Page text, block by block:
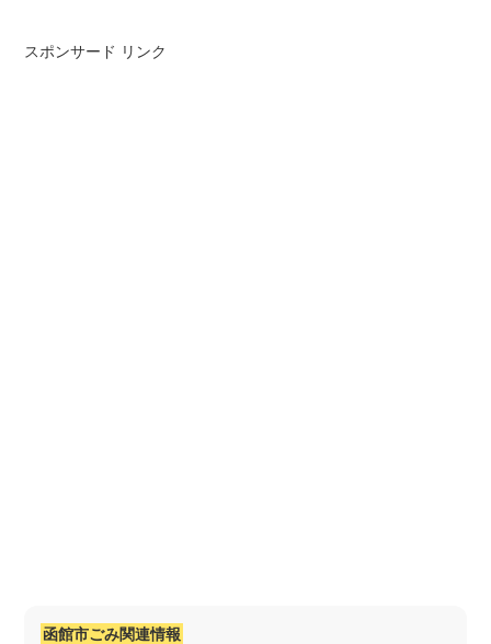
スポンサード リンク
函館市ごみ関連情報